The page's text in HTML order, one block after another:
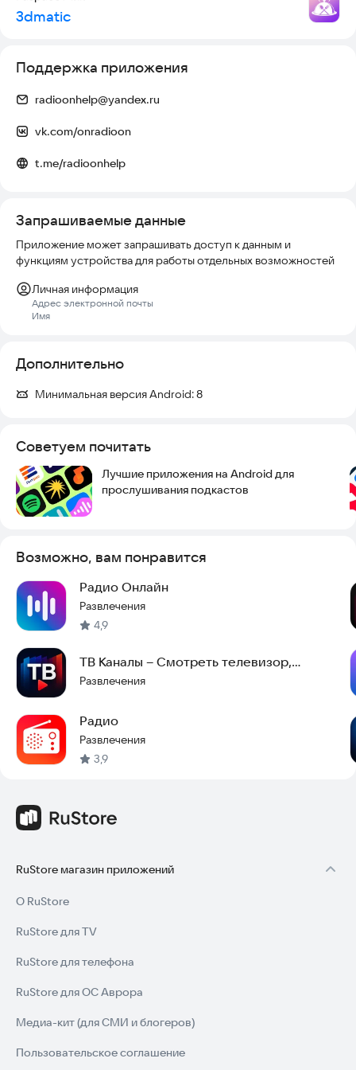
3dmatic
Поддержка приложения
radioonhelp@yandex.ru
vk.com/onradioon
t.me/radioonhelp
Запрашиваемые данные
Приложение может запрашивать доступ к данным и
функциям устройства для работы отдельных возможностей
Личная информация
Адрес электронной почты
Имя
Дополнительно
Минимальная версия Android:8
Советуем почитать
Лучшие приложения на Android для
прослушивания подкастов
Возможно, вам понравится
Радио Онлайн
Развлечения
4,9
ТВ Каналы – Смотреть телевизор,
цифровое тв онлайн
Развлечения
Радио
Развлечения
3,9
RuStore магазин приложений
О RuStore
RuStore для TV
RuStore для телефона
RuStore для ОС Аврора
Медиа-кит (для СМИ и блогеров)
Пользовательское соглашение